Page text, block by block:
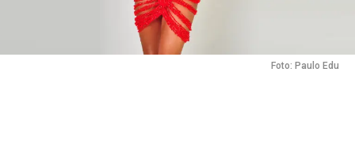
Foto: Paulo Edu